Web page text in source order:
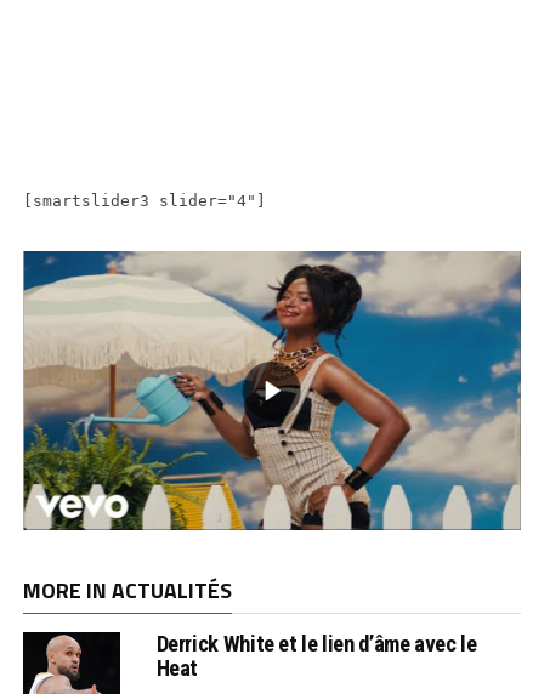
[smartslider3 slider="4"]
MORE IN ACTUALITÉS
Derrick White et le lien d’âme avec le
Heat